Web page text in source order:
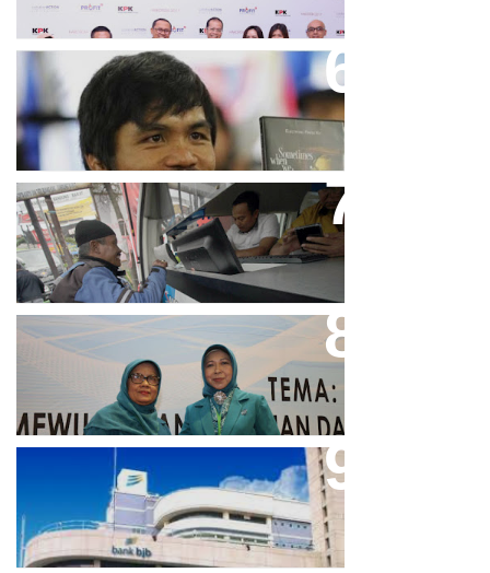
Dicibir Di Medsos, Manny
Pacquiao Tegaskan Pendirian
Tolak LGBT
Bjb T Samsat Manjakan Nasabah
Dalam Bayar Pajak Kendaraan
Perpres No.99/2017 Bisa Jadi
Acuan Semangat Pengabdian
Aher Minta Pemerintah Pusat
Masukan Kembali BJB Sebagai
Penyalur KUR